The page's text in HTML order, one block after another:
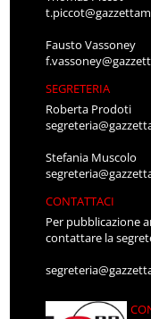
Fausto Vassoney
SEGRETERIA
Roberta Prodoti
Stefania Muscolo
CONTATTACI
Per pubblicazione
contattare la